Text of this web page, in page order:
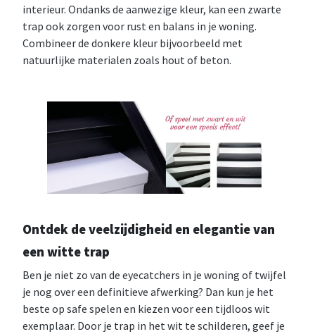
interieur. Ondanks de aanwezige kleur, kan een zwarte
trap ook zorgen voor rust en balans in je woning.
Combineer de donkere kleur bijvoorbeeld met
natuurlijke materialen zoals hout of beton.
Ontdek de veelzijdigheid en elegantie van
een witte trap
Ben je niet zo van de eyecatchers in je woning of twijfel
je nog over een definitieve afwerking? Dan kun je het
beste op safe spelen en kiezen voor een tijdloos wit
exemplaar. Door je trap in het wit te schilderen, geef je